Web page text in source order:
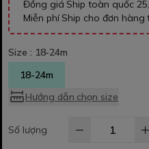
Đồng giá Ship toàn quốc
Miễn phí Ship cho đơn hàng
Size : 18-24m
18-24m
Hướng dẫn chọn size
Số lượng